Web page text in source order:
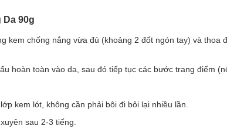
chiết xuất từ dầu táo và dầu bóng tự nhiên cùng công
nên son tuyệt đối an toàn và không gây kích ứng.
90g
chống nắng vừa đủ (khoảng 2 đốt ngón tay) và thoa
hoàn toàn vào da, sau đó tiếp tục các bước trang điểm
kem lót, không cần phải bôi đi bôi lại nhiều lần.
sau 2-3 tiếng.